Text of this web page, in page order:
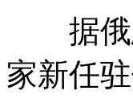
据俄总
家新任